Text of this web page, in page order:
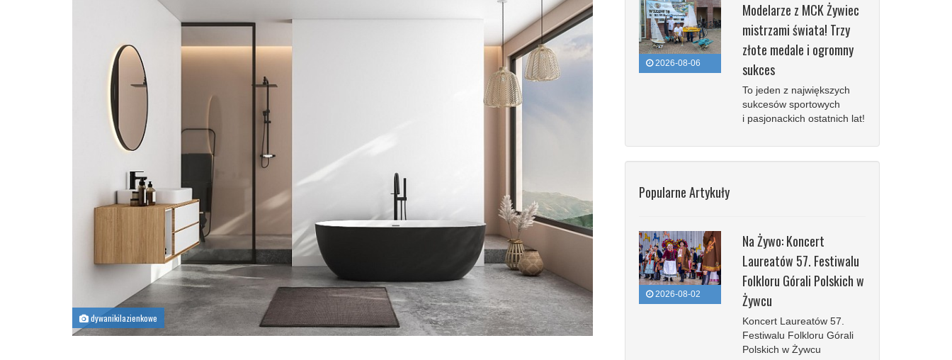
dywanikilazienkowe
2026-08-06
Modelarze z MCK Żywiec
mistrzami świata! Trzy
złote medale i ogromny
sukces
To jeden z największych
sukcesów sportowych
i pasjonackich ostatnich lat!
Popularne Artykuły
2026-08-02
Na Żywo: Koncert
Laureatów 57. Festiwalu
Folkloru Górali Polskich w
Żywcu
Koncert Laureatów 57.
Festiwalu Folkloru Górali
Polskich w Żywcu